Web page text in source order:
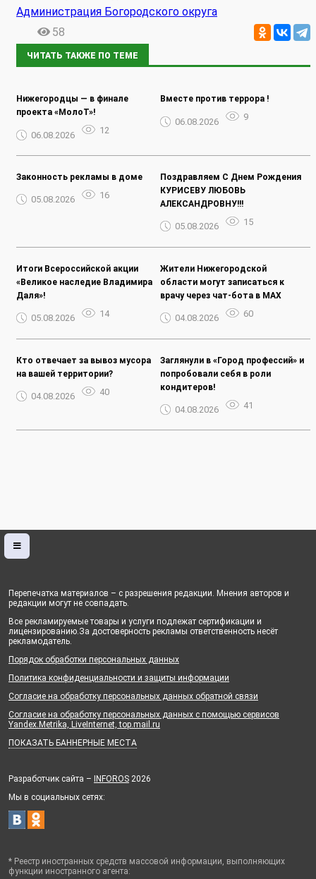
Администрация Богородского округа
58
ЧИТАТЬ ТАКЖЕ ПО ТЕМЕ
Нижегородцы — в финале
проекта «МолоТ»!
06.08.2026 12
Вместе против террора !
06.08.2026 9
Законность рекламы в доме
05.08.2026 16
Поздравляем С Днем Рождения
КУРИСЕВУ ЛЮБОВЬ
АЛЕКСАНДРОВНУ!!!
05.08.2026 15
Итоги Всероссийской акции
«Великое наследие Владимира
Даля»!
05.08.2026 14
Жители Нижегородской
области могут записаться к
врачу через чат-бота в MAX
04.08.2026 60
Кто отвечает за вывоз мусора
на вашей территории?
04.08.2026 40
Заглянули в «Город профессий» и
попробовали себя в роли
кондитеров!
04.08.2026 41
Перепечатка материалов – с разрешения редакции. Мнения авторов и
редакции могут не совпадать.
Все рекламируемые товары и услуги подлежат сертификации и
лицензированию.За достоверность рекламы ответственность несёт
рекламодатель.
Порядок обработки персональных данных
Политика конфиденциальности и защиты информации
Согласие на обработку персональных данных обратной связи
Согласие на обработку персональных данных с помощью сервисов
Yandex.Metrika, LiveInternet, top.mail.ru
ПОКАЗАТЬ БАННЕРНЫЕ МЕСТА
Разработчик сайта – INFOROS 2026
Мы в социальных сетях:
* Реестр иностранных средств массовой информации, выполняющих
функции иностранного агента: